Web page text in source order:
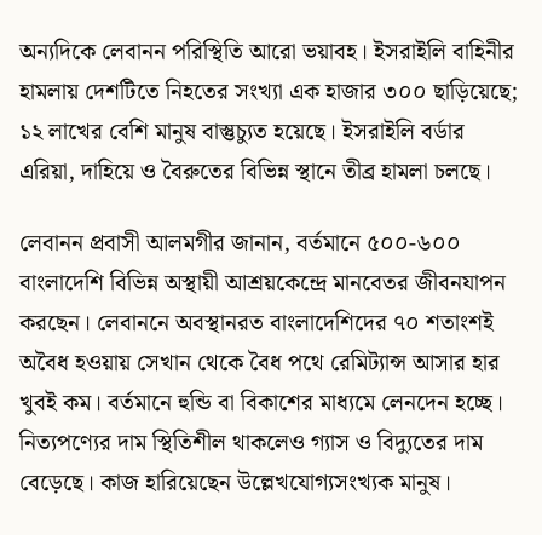
অন্যদিকে লেবানন পরিস্থিতি আরো ভয়াবহ। ইসরাইলি বাহিনীর
হামলায় দেশটিতে নিহতের সংখ্যা এক হাজার ৩০০ ছাড়িয়েছে;
১২ লাখের বেশি মানুষ বাস্তুচ্যুত হয়েছে। ইসরাইলি বর্ডার
এরিয়া, দাহিয়ে ও বৈরুতের বিভিন্ন স্থানে তীব্র হামলা চলছে।
লেবানন প্রবাসী আলমগীর জানান, বর্তমানে ৫০০-৬০০
বাংলাদেশি বিভিন্ন অস্থায়ী আশ্রয়কেন্দ্রে মানবেতর জীবনযাপন
করছেন। লেবাননে অবস্থানরত বাংলাদেশিদের ৭০ শতাংশই
অবৈধ হওয়ায় সেখান থেকে বৈধ পথে রেমিট্যান্স আসার হার
খুবই কম। বর্তমানে হুন্ডি বা বিকাশের মাধ্যমে লেনদেন হচ্ছে।
নিত্যপণ্যের দাম স্থিতিশীল থাকলেও গ্যাস ও বিদ্যুতের দাম
বেড়েছে। কাজ হারিয়েছেন উল্লেখযোগ্যসংখ্যক মানুষ।